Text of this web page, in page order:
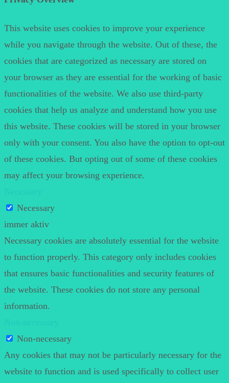
This website uses cookies to improve your experience
while you navigate through the website. Out of these, the
cookies that are categorized as necessary are stored on
your browser as they are essential for the working of basic
functionalities of the website. We also use third-party
cookies that help us analyze and understand how you use
this website. These cookies will be stored in your browser
only with your consent. You also have the option to opt-out
of these cookies. But opting out of some of these cookies
may affect your browsing experience.
Necessary
immer aktiv
Necessary cookies are absolutely essential for the website
to function properly. This category only includes cookies
that ensures basic functionalities and security features of
the website. These cookies do not store any personal
information.
Non-necessary
Any cookies that may not be particularly necessary for the
website to function and is used specifically to collect user